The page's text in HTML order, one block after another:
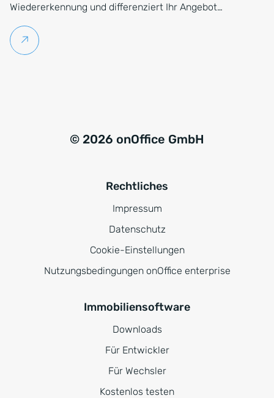
Wiedererkennung und differenziert Ihr Angebot…
Weiterlesen
© 2026 onOffice GmbH
Rechtliches
Impressum
Datenschutz
Cookie-Einstellungen
Nutzungsbedingungen onOffice enterprise
Immobiliensoftware
Downloads
Für Entwickler
Für Wechsler
Kostenlos testen